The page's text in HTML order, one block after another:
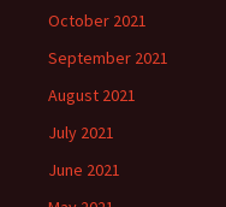
October 2021
September 2021
August 2021
July 2021
June 2021